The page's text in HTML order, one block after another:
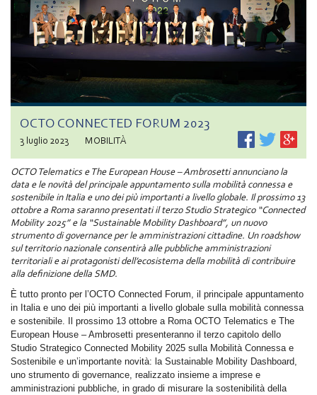
OCTO CONNECTED FORUM 2023
3 luglio 2023 MOBILITÀ
OCTO Telematics e The European House – Ambrosetti annunciano la
data e le novità del principale appuntamento sulla mobilità connessa e
sostenibile in Italia e uno dei più importanti a livello globale. Il prossimo 13
ottobre a Roma saranno presentati il terzo Studio Strategico “Connected
Mobility 2025” e la “Sustainable Mobility Dashboard”, un nuovo
strumento di governance per le amministrazioni cittadine. Un roadshow
sul territorio nazionale consentirà alle pubbliche amministrazioni
territoriali e ai protagonisti dell’ecosistema della mobilità di contribuire
alla definizione della SMD.
È tutto pronto per l’OCTO Connected Forum, il principale appuntamento
in Italia e uno dei più importanti a livello globale sulla mobilità connessa
e sostenibile. Il prossimo 13 ottobre a Roma OCTO Telematics e The
European House – Ambrosetti presenteranno il terzo capitolo dello
Studio Strategico Connected Mobility 2025 sulla Mobilità Connessa e
Sostenibile e un’importante novità: la Sustainable Mobility Dashboard,
uno strumento di governance, realizzato insieme a imprese e
amministrazioni pubbliche, in grado di misurare la sostenibilità della